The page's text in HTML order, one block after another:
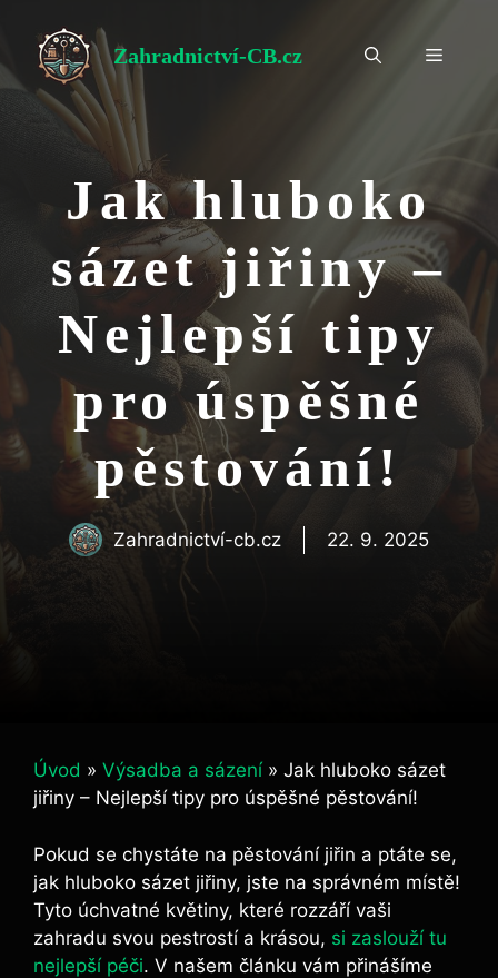
obsah
Zahradnictví-CB.cz Menu
Jak hluboko
sázet jiřiny –
Nejlepší tipy
pro úspěšné
pěstování!
Zahradnictví-cb.cz 22. 9. 2025
Úvod » Výsadba a sázení » Jak hluboko sázet
jiřiny – Nejlepší tipy pro úspěšné pěstování!
Pokud se chystáte⁣ na pěstování⁢ jiřin a ptáte se,
jak hluboko sázet ​jiřiny, jste na správném místě!
Tyto‌ úchvatné květiny, které rozzáří vaši
zahradu svou pestrostí a ⁢krásou, ‍ si zaslouží tu
nejlepší péči. V ‍našem článku vám přinášíme